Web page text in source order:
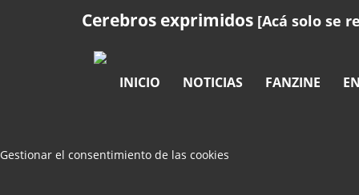
Cerebros exprimidos [Acá solo se
INICIO NOTICIAS FANZINE
Gestionar el consentimiento de las cookies